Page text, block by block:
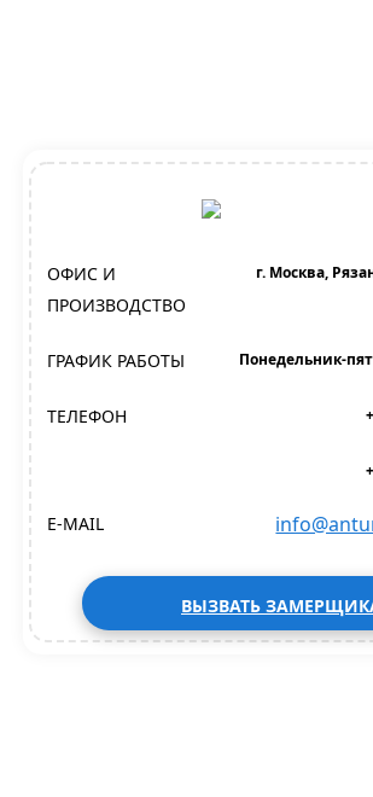
ОФИС И
ПРОИЗВОДСТВО
г. Москва,
ГРАФИК РАБОТЫ Понедельник-
ТЕЛЕФОН
E-MAIL
ВЫЗВАТЬ